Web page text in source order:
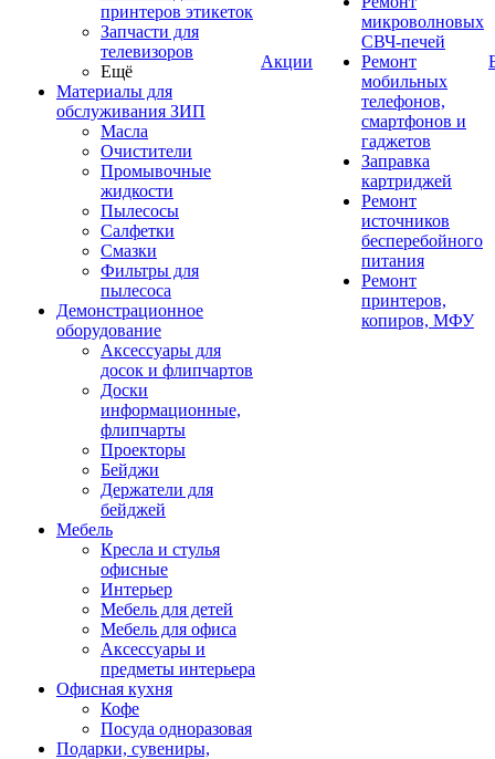
принтеров этикеток
Запчасти для
телевизоров
Ещё
Материалы для
обслуживания ЗИП
Масла
Очистители
Промывочные
жидкости
Пылесосы
Салфетки
Смазки
Фильтры для
пылесоса
Демонстрационное
оборудование
Аксессуары для
досок и флипчартов
Доски
информационные,
флипчарты
Проекторы
Бейджи
Держатели для
бейджей
Мебель
Кресла и стулья
офисные
Интерьер
Мебель для детей
Мебель для офиса
Аксессуары и
предметы интерьера
Офисная кухня
Кофе
Посуда одноразовая
Подарки, сувениры,
Акции
микроволновых
СВЧ-печей
Ремонт
мобильных
телефонов,
смартфонов и
гаджетов
Заправка
картриджей
Ремонт
источников
бесперебойного
питания
Ремонт
принтеров,
копиров, МФУ